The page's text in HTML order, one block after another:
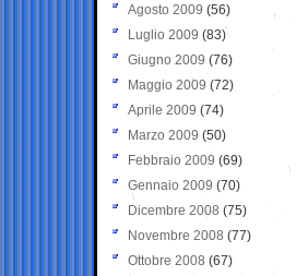
Agosto 2009 (56)
Luglio 2009 (83)
Giugno 2009 (76)
Maggio 2009 (72)
Aprile 2009 (74)
Marzo 2009 (50)
Febbraio 2009 (69)
Gennaio 2009 (70)
Dicembre 2008 (75)
Novembre 2008 (77)
Ottobre 2008 (67)